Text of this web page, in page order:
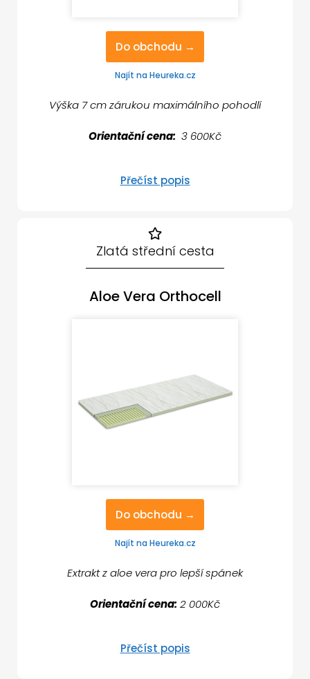
Do obchodu →
Najít na Heureka.cz
Výška 7 cm zárukou maximálního pohodlí
Orientační cena: 3 600Kč
Přečíst popis
Zlatá střední cesta
Aloe Vera Orthocell
Do obchodu →
Najít na Heureka.cz
Extrakt z aloe vera pro lepší spánek
Orientační cena: 2 000Kč
Přečíst popis